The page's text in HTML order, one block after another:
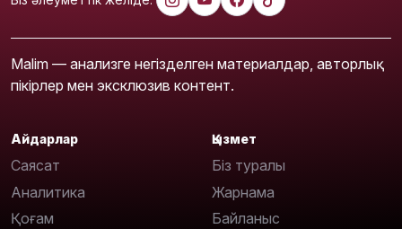
Malim — анализге негізделген материалдар, авторлық
пікірлер мен эксклюзив контент.
Айдарлар
Саясат
Аналитика
Қоғам
Қызмет
Біз туралы
Жарнама
Байланыс